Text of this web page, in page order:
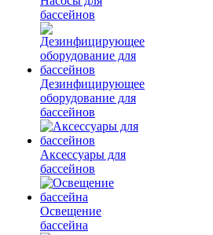
бассейнов
Дезинфицирующее
оборудование для
бассейнов
Аксессуары для
бассейнов
Освещение
бассейна